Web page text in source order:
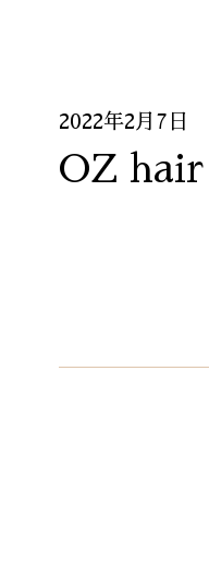
2022年2月7日
OZ